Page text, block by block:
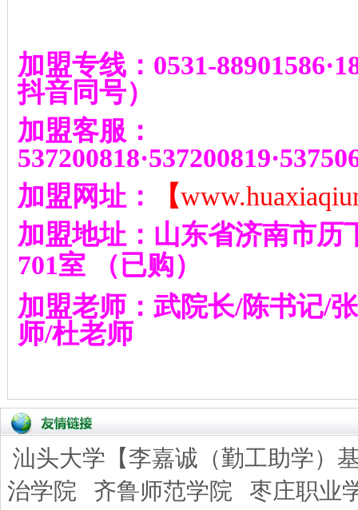
加盟专线： 0531-88901586·
抖音同号）
加盟客服：
537200818·537200819·
加盟网址：
【
加盟地址：山东省济南市历
701室
（已购）
加盟老师：武院长/陈书记/
师/杜老师
汕头大学【李嘉诚（勤工助学）
治学院
齐鲁师范学院
枣庄职业